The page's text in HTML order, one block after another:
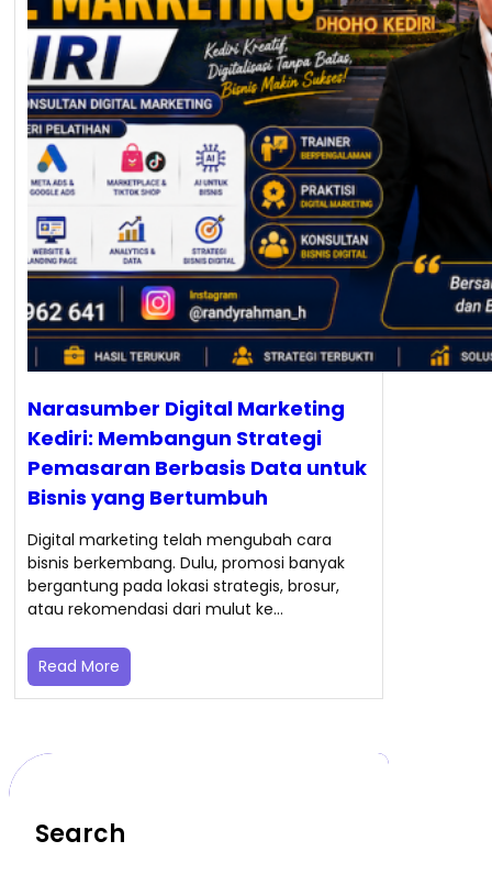
Narasumber Digital Marketing
Kediri: Membangun Strategi
Pemasaran Berbasis Data untuk
Bisnis yang Bertumbuh
Digital marketing telah mengubah cara
bisnis berkembang. Dulu, promosi banyak
bergantung pada lokasi strategis, brosur,
atau rekomendasi dari mulut ke…
Read More
Search